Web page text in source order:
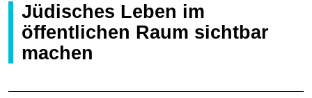
Jüdisches Leben im
öffentlichen Raum sichtbar
machen